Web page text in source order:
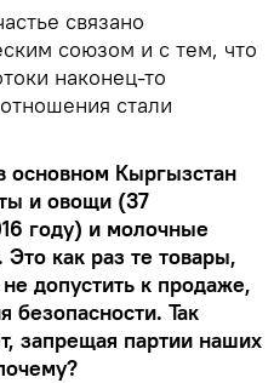
связано
союзом и с тем, что
наконец-то
стали
основном Кыргызстан
и овощи (37
году) и молочные
как раз те товары,
допустить к продаже,
безопасности. Так
запрещая партии наших